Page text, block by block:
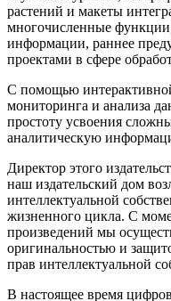
растений и макеты
многочисленные
информации, раннее
проектами в сфере
С помощью
мониторинга и анализа
простоту усвоения
аналитическую
Директор этого
наш издательский дом
интеллектуальной
жизненного цикла. С
произведений мы
оригинальностью и
прав интеллектуальной
В настоящее время